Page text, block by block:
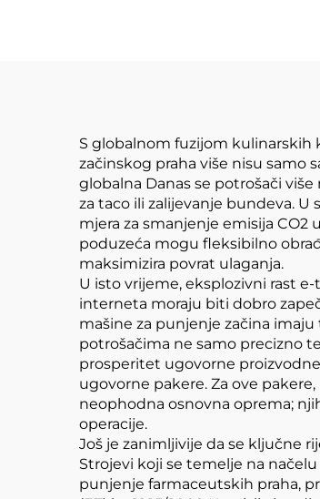
S globalnom fuzijom kulinarskih
začinskog praha više nisu samo
globalna Danas se potrošači
za taco ili zalijevanje bundeva. U
mjera za smanjenje emisija CO2
poduzeća mogu fleksibilno
maksimizira povrat ulaganja.
U isto vrijeme, eksplozivni rast
interneta moraju biti dobro
mašine za punjenje začina
potrošačima ne samo precizno
prosperitet ugovorne
ugovorne pakere. Za ove
neophodna osnovna oprema;
operacije.
Još je zanimljivije da se ključne
Strojevi koji se temelje na
punjenje farmaceutskih praha,